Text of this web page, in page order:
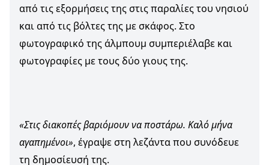
από τις εξορμήσεις της στις παραλίες του νησιού
και από τις βόλτες της με σκάφος. Στο
φωτογραφικό της άλμπουμ συμπεριέλαβε και
φωτογραφίες με τους δύο γιους της.
«Στις διακοπές βαριόμουν να ποστάρω. Καλό μήνα
αγαπημένοι», έγραψε στη λεζάντα που συνόδευε
τη δημοσίευσή της.